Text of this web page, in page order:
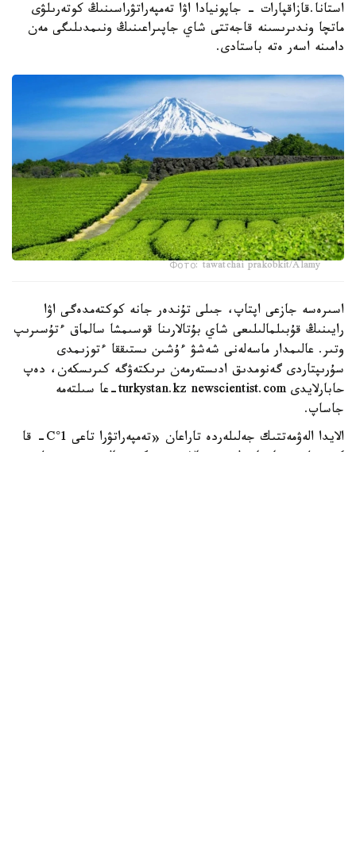
استانا.قازاقپارات - جاپونيادا اۋا تەمپەراتۋراسىنىڭ كوتەرىلۋى
ماتچا وندىرىسىنە قاجەتتى شاي جاپىراعىنىڭ ونىمدىلىگى مەن
دامىنە اسەر ەتە باستادى.
Фото: tawatchai prakobkit/Alamy
اسىرەسە جازعى اپتاپ، جىلى تۇندەر جانە كوكتەمدەگى اۋا
رايىنىڭ قۇبىلمالىلىعى شاي بۇتالارىنا قوسىمشا سالماق ءتۇسىرىپ
وتىر. عالىمدار ماسەلەنى شەشۋ ءۇشىن ىستىققا ءتوزىمدى
سۇرىپتاردى گەنومدىق ادىستەرمەن ىرىكتەۋگە كىرىسكەن، دەپ
حابارلايدى turkystan.kz newscientist.com-عا سىلتەمە
جاساپ.
الايدا الەۋمەتتىك جەلىلەردە تاراعان «تەمپەراتۋرا تاعى 1°C- قا